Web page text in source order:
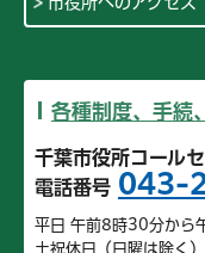
各種制度、手続
千葉市役所コール
電話番号 043-
平日 午前8時30分から
土祝休日（日曜は除く